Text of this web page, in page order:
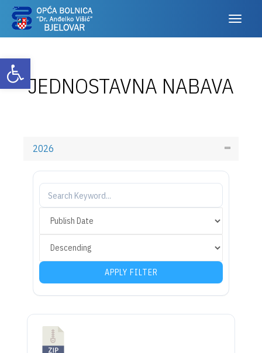
Otvori alatnu traku
JEDNOSTAVNA NABAVA
2026
APPLY FILTER